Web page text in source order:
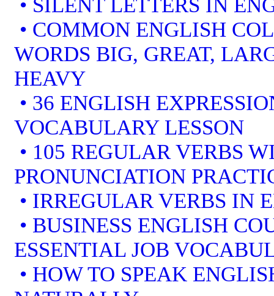
• SILENT LETTERS IN
• COMMON ENGLISH
WORDS BIG, GREAT,
HEAVY
• 36 ENGLISH
VOCABULARY LESSON
• 105 REGULAR VERBS
PRONUNCIATION
• IRREGULAR VERBS IN
• BUSINESS ENGLISH
ESSENTIAL JOB
• HOW TO SPEAK